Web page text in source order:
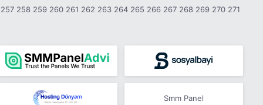
257 258 259 260 261 262 263 264 265 266 267 268 269 270 271
Smm Panel